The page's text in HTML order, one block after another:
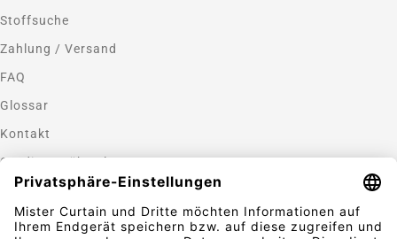
Stoffsuche
Zahlung / Versand
FAQ
Glossar
Kontakt
Gardinen nähen lassen
Zahlungsmethoden